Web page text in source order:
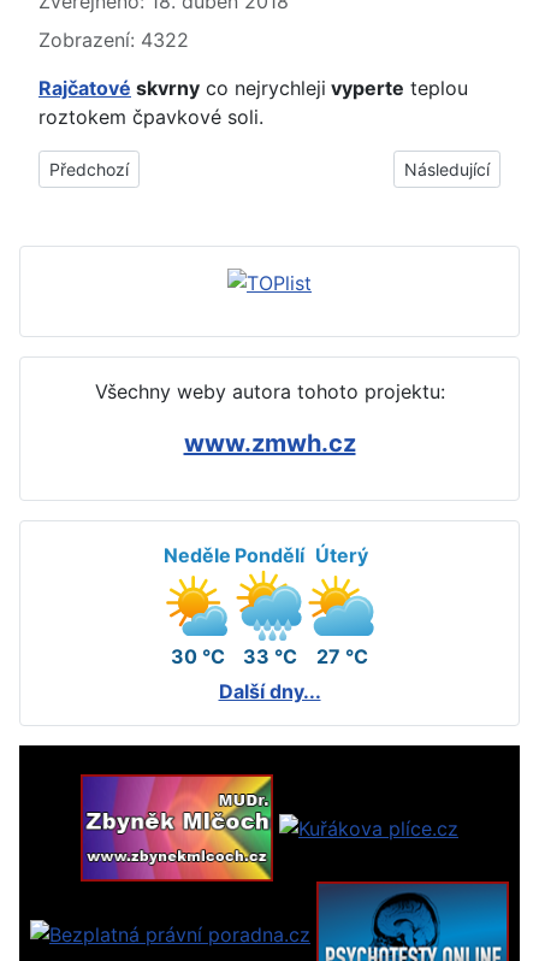
Zobrazení: 4322
Rajčatové skvrny co nejrychleji vyperte teplou
roztokem čpavkové soli.
Předchozí článek: Jak vyčistit skvrny od rajčat (peroxid
Předchozí Další článek:
Následující
Všechny weby autora tohoto projektu:
www.zmwh.cz
Neděle
30 °C
Pondělí
33 °C
Úterý
27 °C
Další dny...